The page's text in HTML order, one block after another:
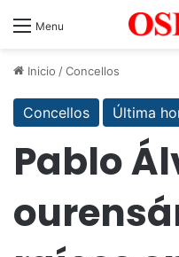
Menu
Inicio /Concellos
Concellos Última
Pablo